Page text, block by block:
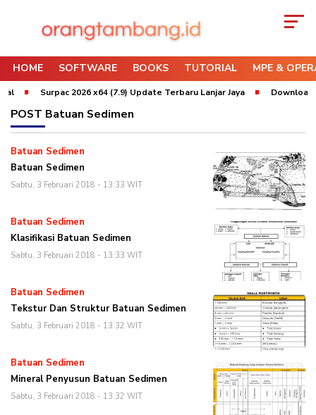
HOME SOFTWARE BOOKS TUTORIAL MPE &
Surpac 2026 x64 (7.9) Update Terbaru Lanjar Jaya Download
POST Batuan Sedimen
Batuan Sedimen
Batuan Sedimen
Sabtu, 3 Februari 2018 - 13:33 WIT
Batuan Sedimen
Klasifikasi Batuan Sedimen
Sabtu, 3 Februari 2018 - 13:33 WIT
Batuan Sedimen
Tekstur Dan Struktur Batuan Sedimen
Sabtu, 3 Februari 2018 - 13:32 WIT
Batuan Sedimen
Mineral Penyusun Batuan Sedimen
Sabtu, 3 Februari 2018 - 13:32 WIT